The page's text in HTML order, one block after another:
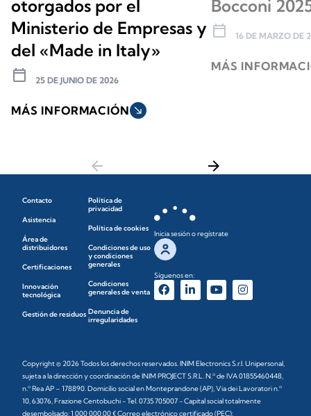
otorgados por el
Ministerio de Empresas y
del «Made in Italy»
calendar_today 25 DE JUNIO DE 2026
MÁS INFORMACIÓN south_east
Bocconi
calendar_today 16 DE MARZO DE
MÁS
arrow_back arrow_forward
Contacto
Asistencia
Área de
distribuidores
Certificaciones
Innovación
tecnológica
Gestión de residuos
Política de
privacidad
Política de cookies
Condiciones de uso
y condiciones
generales
Condiciones
generales de venta
Denuncia de
irregularidades
Inicia sesión o regístrate
Síguenos en:
Copyright © 2026 Todos los derechos reservados. INIM Electronics S.r.l. Unipersonal,
sujeta a la dirección y coordinación de INIM PROJECT S.R.L. N.º de IVA 01855460448,
n.º Rea AP – 178890. Domicilio social en Monteprandone (AP), Via dei Lavoratori n.º
10, 63076, Frazione Centobuchi - Tel. 0735 705007 - Capital social totalmente
desembolsado: 1 000 000,00 € Correo electrónico certificado (PEC):